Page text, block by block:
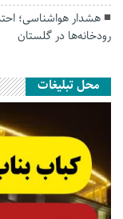
هشدار هواشناسی؛
رودخانه‌ها در گلستان
محل تبلیغات